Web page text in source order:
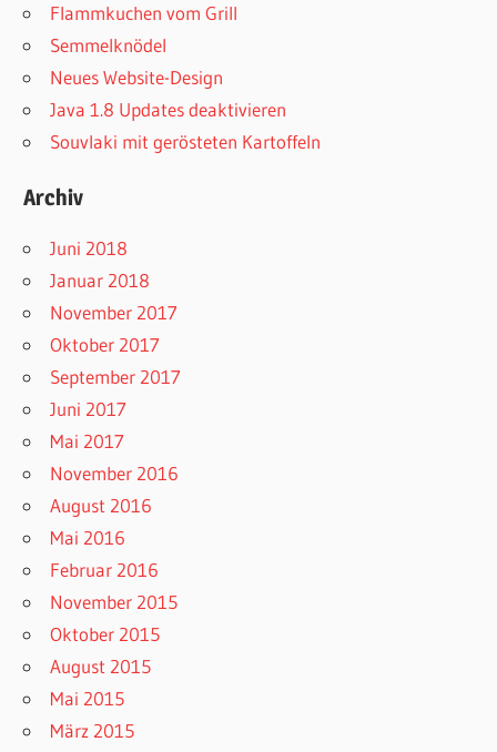
Flammkuchen vom Grill
Semmelknödel
Neues Website-Design
Java 1.8 Updates deaktivieren
Souvlaki mit gerösteten Kartoffeln
Archiv
Juni 2018
Januar 2018
November 2017
Oktober 2017
September 2017
Juni 2017
Mai 2017
November 2016
August 2016
Mai 2016
Februar 2016
November 2015
Oktober 2015
August 2015
Mai 2015
März 2015